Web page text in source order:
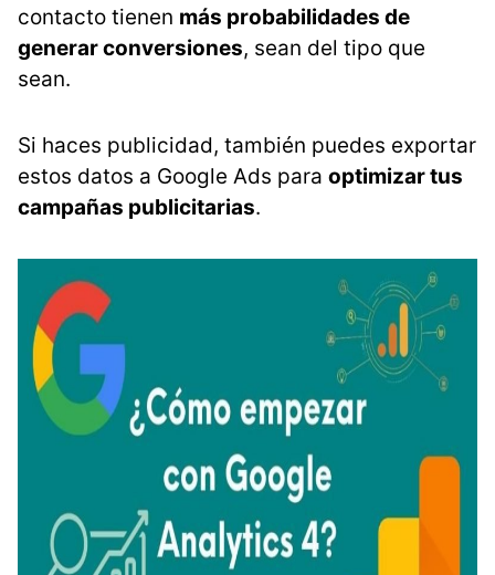
contacto tienen más probabilidades de
generar conversiones, sean del tipo que
sean.
Si haces publicidad, también puedes exportar
estos datos a Google Ads para optimizar tus
campañas publicitarias.